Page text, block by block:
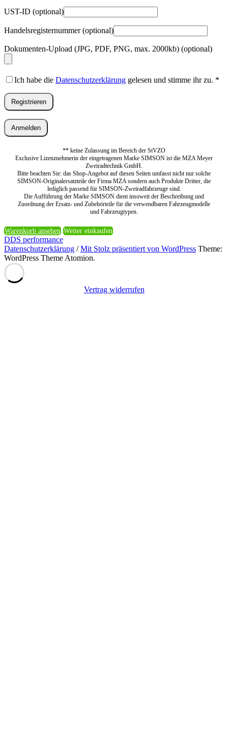
UST-ID (optional)
Handelsregisternummer(optional)
Dokumenten-Upload (JPG, PDF, PNG, max. 2000kb) (optional)
Ich habe die Datenschutzerklärung gelesen und stimme ihr zu. *
Registrieren
Anmelden
** keine Zulassung im Bereich der StVZO
Exclusive Lizenznehmerin der eingetragenen Marke SIMSON ist die MZA Meyer
Zweiradtechnik GmbH.
Bitte beachten Sie: das Shop-Angebot auf diesen Seiten umfasst nicht nur solche
SIMSON-Originalersatzteile der Firma MZA sondern auch Produkte Dritter, die
lediglich passend für SIMSON-Zweiradfahrzeuge sind.
Die Aufführung der Marke SIMSON dient insoweit der Beschreibung und
Zuordnung der Ersatz- und Zubehörteile für die verwendbaren Fahrzeugmodelle
und Fahrzeugtypen.
Warenkorb ansehen Weiter einkaufen
DDS performance
Datenschutzerklärung /Mit Stolz präsentiert von WordPress Theme:
WordPress Theme Atomion.
Vertrag widerrufen